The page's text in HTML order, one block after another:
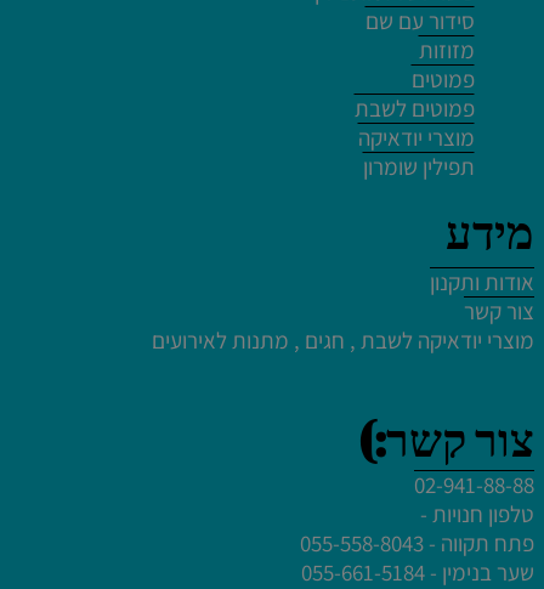
סידור עם שם
מזוזות
פמוטים
פמוטים לשבת
מוצרי יודאיקה
תפילין שומרון
מידע
אודות ותקנון
צור קשר
מוצרי יודאיקה לשבת , חגים , מתנות לאירועים
צור קשר:)
02-941-88-88
טלפון חנויות -
פתח תקווה - 055-558-8043
שער בנימין - 055-661-5184
לחץ פעמיים לעריכת הטקסט
לחץ כאן
לחץ פעמיים לעריכת הטקסט
לחץ פעמיים לעריכת הטקסט
לחץ פעמיים לעריכת הטקסט